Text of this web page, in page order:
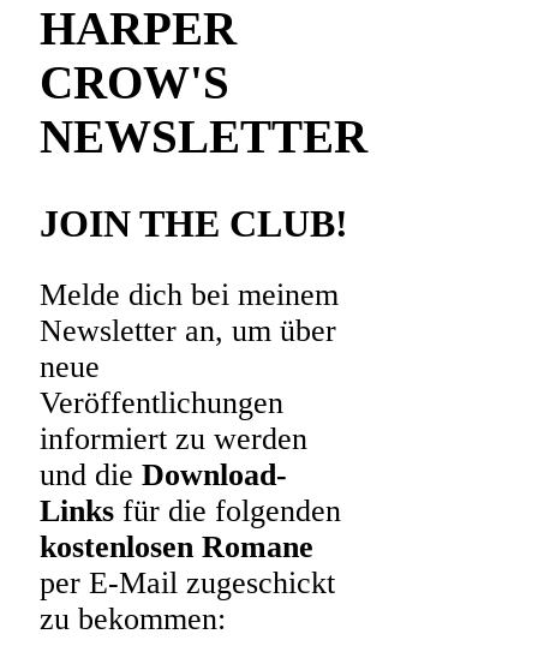
HARPER
CROW'S
NEWSLETTER
JOIN THE CLUB!
Melde dich bei meinem
Newsletter an, um über
neue
Veröffentlichungen
informiert zu werden
und die Download-
Links für die folgenden
kostenlosen Romane
per E-Mail zugeschickt
zu bekommen: